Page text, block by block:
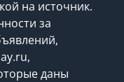
на источник.
за
даны